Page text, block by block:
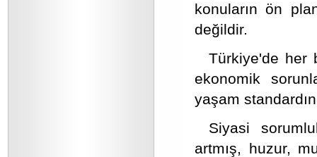
konuların ön
değildir.
Türkiye'de her
ekonomik
yaşam
Siyasi
artmış, huzur,